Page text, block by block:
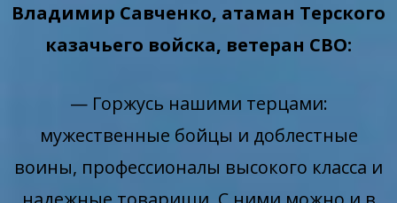
Владимир Савченко, атаман Терского
казачьего войска, ветеран СВО:
— Горжусь нашими терцами:
мужественные бойцы и доблестные
воины, профессионалы высокого класса и